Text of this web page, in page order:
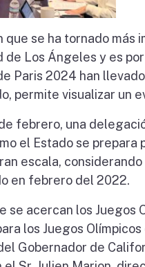
que se ha tornado
de Los Ángeles y es
Paris 2024 han
permite visualizar un
febrero, una
el Estado se
escala,
en febrero del 2022.
se acercan los
los Juegos
Gobernador de